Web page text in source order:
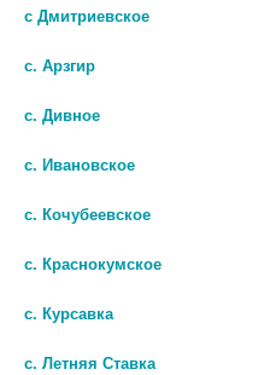
с Дмитриевское
с. Арзгир
с. Дивное
с. Ивановское
с. Кочубеевское
с. Краснокумское
с. Курсавка
с. Летняя Ставка